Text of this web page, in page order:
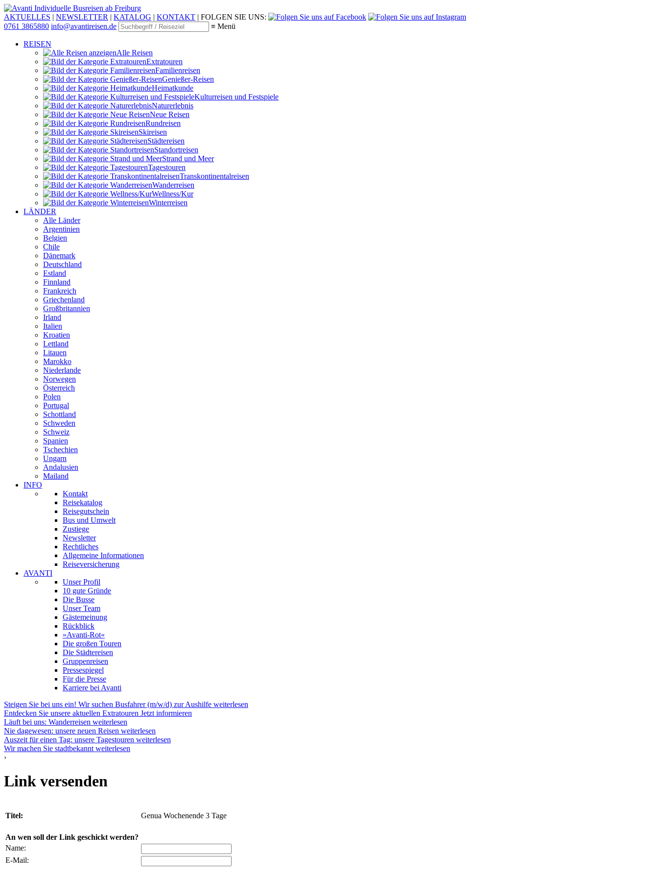
Individuelle Busreisen ab Freiburg
AKTUELLES | NEWSLETTER | KATALOG | KONTAKT | FOLGEN SIE UNS:
0761 3865880 info@avantireisen.de ≡ Menü
REISEN
Alle Reisen
Extratouren
Familien­reisen
Genießer-Reisen
Heimatkunde
Kultur­reisen und Festspiele
Naturerlebnis
Neue Reisen
Rund­reisen
Ski­reisen
Städte­reisen
Standort­reisen
Strand und Meer
Tagestouren
Transkontinental­reisen
Wander­reisen
Wellness/Kur
Winter­reisen
LÄNDER
Alle Länder
Argentinien
Belgien
Chile
Dänemark
Deutschland
Estland
Finnland
Frankreich
Griechenland
Großbritannien
Irland
Italien
Kroatien
Lettland
Litauen
Marokko
Niederlande
Norwegen
Österreich
Polen
Portugal
Schottland
Schweden
Schweiz
Spanien
Tschechien
Ungarn
Andalusien
Mailand
INFO
Kontakt
Reisekatalog
Reisegutschein
Bus und Umwelt
Zustiege
Newsletter
Rechtliches
Allgemeine Informationen
Reiseversicherung
AVANTI
Unser Profil
10 gute Gründe
Die Busse
Unser Team
Gästemeinung
Rückblick
»Avanti-Rot«
Die großen Touren
Die Städtereisen
Gruppenreisen
Pressespiegel
Für die Presse
Karriere bei Avanti
Steigen Sie bei uns ein! Wir suchen Busfahrer (m/w/d) zur Aushilfe weiterlesen
Entdecken Sie unsere aktuellen Extratouren Jetzt informieren
Läuft bei uns: Wanderreisen weiterlesen
Nie dagewesen: unsere neuen Reisen weiterlesen
Auszeit für einen Tag: unsere Tagestouren weiterlesen
Wir machen Sie stadtbekannt weiterlesen
›
Link versenden
Titel: Genua Wochenende 3 Tage
An wen soll der Link geschickt werden?
Name:
E-Mail: